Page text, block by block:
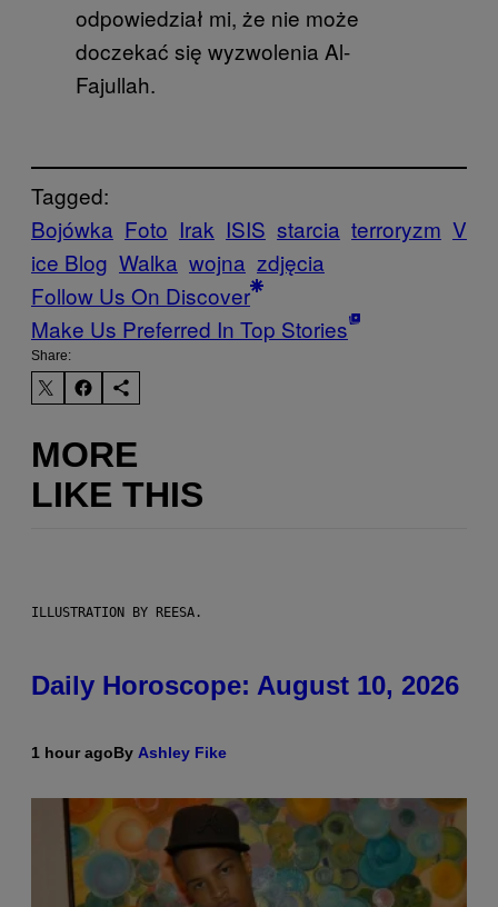
odpowiedział mi, że nie może
doczekać się wyzwolenia Al-
Fajullah.
Tagged:
Bojówka Foto Irak ISIS starcia terroryzm V
ice Blog Walka wojna zdjęcia
Follow Us On Discover
Make Us Preferred In Top Stories
Share:
MORE
LIKE THIS
ILLUSTRATION BY REESA.
Daily Horoscope: August 10, 2026
1 hour agoBy Ashley Fike